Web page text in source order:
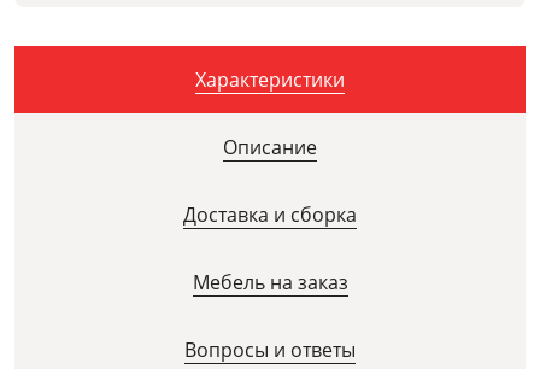
Характеристики
Описание
Доставка и сборка
Мебель на заказ
Вопросы и ответы